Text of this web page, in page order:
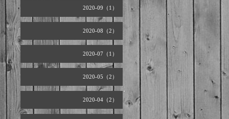
2020-09（1）
2020-08（2）
2020-07（1）
2020-05（2）
2020-04（2）